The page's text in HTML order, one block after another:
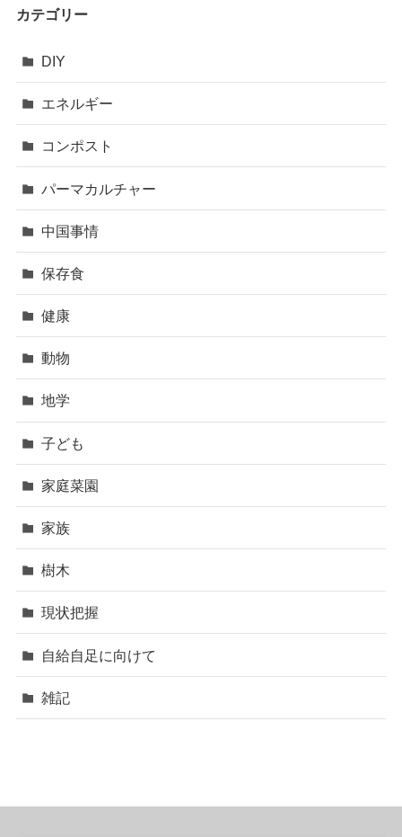
カテゴリー
DIY
エネルギー
コンポスト
パーマカルチャー
中国事情
保存食
健康
動物
地学
子ども
家庭菜園
家族
樹木
現状把握
自給自足に向けて
雑記